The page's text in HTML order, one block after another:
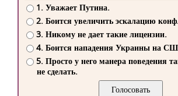
1. Уважает Путина.
2. Боится увеличить эскалацию
3. Никому не дает такие лицензии.
4. Боится нападения Украины на
5. Просто у него манера поведения
не сделать.